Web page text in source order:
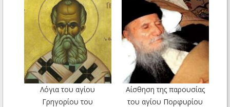
Λόγια του αγίου
Γρηγορίου του
Αίσθηση της παρουσίας
του αγίου Πορφυρίου